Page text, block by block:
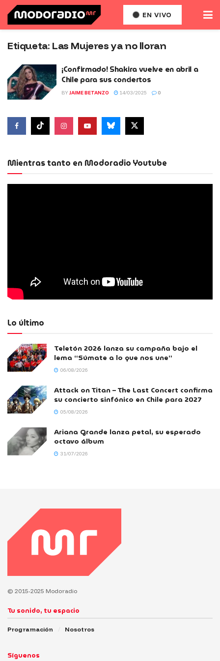
EN VIVO
Etiqueta: Las Mujeres ya no lloran
¡Confirmado! Shakira vuelve en abril a
Chile para sus conciertos
BY JAIME BETANZO 14/03/2025 0
Mientras tanto en Modoradio Youtube
Lo último
Teletón 2026 lanza su campaña bajo el
lema “Súmate a lo que nos une”
06/08/2026
Attack on Titan – The Last Concert confirma
su concierto sinfónico en Chile para 2027
05/08/2026
Ariana Grande lanza petal, su esperado
octavo álbum
31/07/2026
© 2015-2025 Modoradio
Tu sonido, tu espacio
Programación Nosotros
Síguenos